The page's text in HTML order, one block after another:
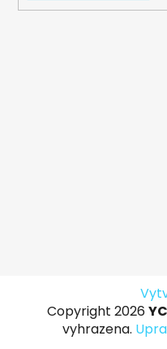
Copyright 2026
vyhrazena.